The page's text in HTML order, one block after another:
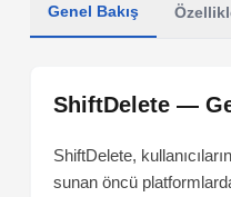
Genel Bakış
ShiftDelete —
ShiftDelete,
sunan öncü